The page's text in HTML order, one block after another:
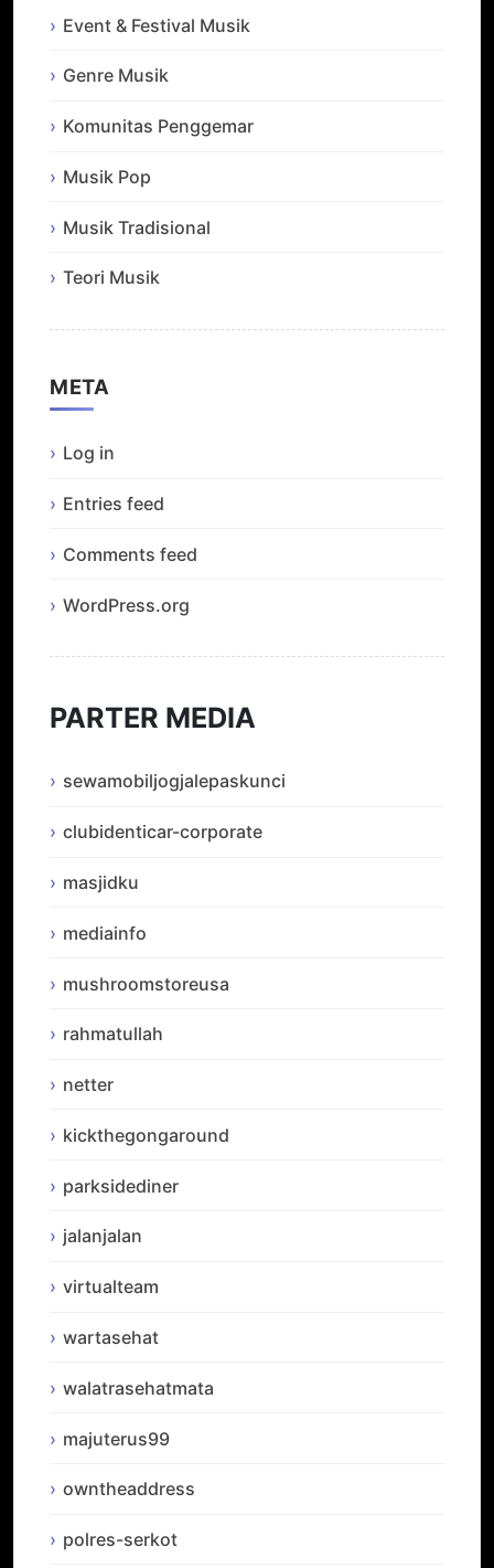
Event & Festival Musik
Genre Musik
Komunitas Penggemar
Musik Pop
Musik Tradisional
Teori Musik
META
Log in
Entries feed
Comments feed
WordPress.org
PARTER MEDIA
sewamobiljogjalepaskunci
clubidenticar-corporate
masjidku
mediainfo
mushroomstoreusa
rahmatullah
netter
kickthegongaround
parksidediner
jalanjalan
virtualteam
wartasehat
walatrasehatmata
majuterus99
owntheaddress
polres-serkot